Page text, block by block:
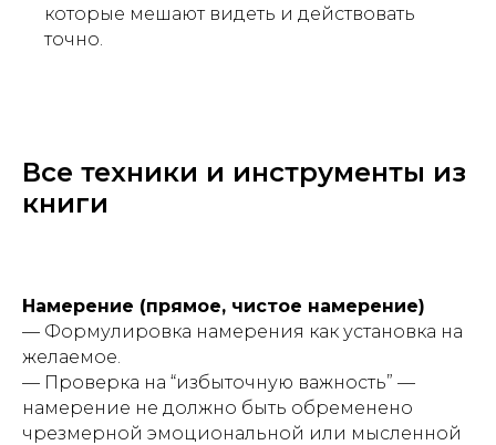
которые мешают видеть и действовать
точно.
Все техники и инструменты из
книги
Намерение (прямое, чистое намерение)
— Формулировка намерения как установка на
желаемое.
— Проверка на “избыточную важность” —
намерение не должно быть обременено
чрезмерной эмоциональной или мысленной